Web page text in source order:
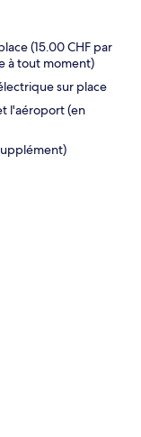
(15.00 CHF par
à tout moment)
sur place
l'aéroport (en